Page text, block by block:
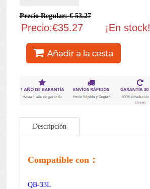
Precio Regular: € 53.27
Precio:€35.27 ¡En stock!
Descripción
Compatible con：
QB-33L